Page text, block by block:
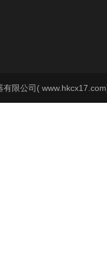
有限公司(